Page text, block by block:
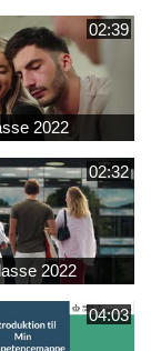
02:39
2022
02:32
2022
04:03